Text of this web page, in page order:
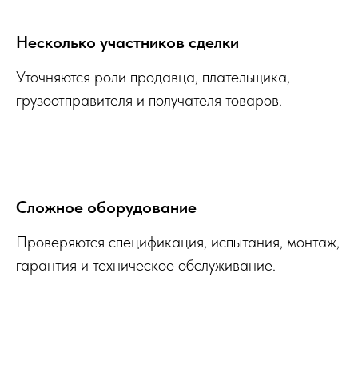
Несколько участников сделки
Уточняются роли продавца, плательщика,
грузоотправителя и получателя товаров.
Сложное оборудование
Проверяются спецификация, испытания, монтаж,
гарантия и техническое обслуживание.